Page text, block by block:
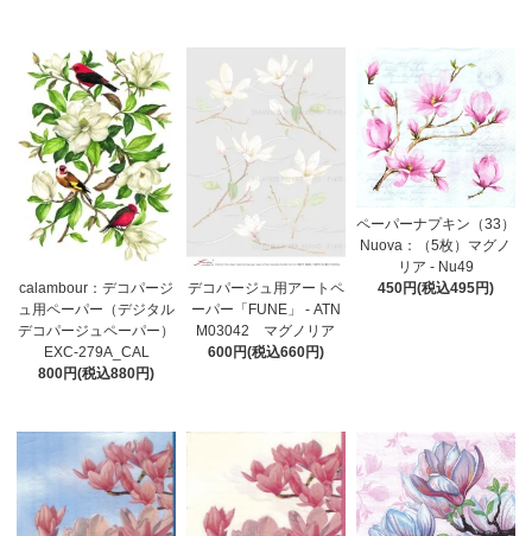
calambour：デコパージ
ュ用ペーパー（デジタル
デコパージュペーパー）
EXC-279A_CAL
800円(税込880円)
デコパージュ用アートペ
ーパー「FUNE」 - ATN
M03042 マグノリア
600円(税込660円)
ペーパーナプキン（33）
Nuova：（5枚）マグノ
リア - Nu49
450円(税込495円)